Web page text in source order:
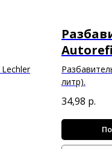
литр).
34,98 р.